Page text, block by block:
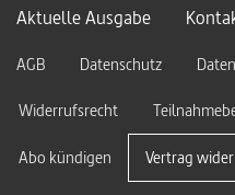
Aktuelle Ausgabe
AGB Datenschutz
Widerrufsrecht
Abo kündigen Vertrag